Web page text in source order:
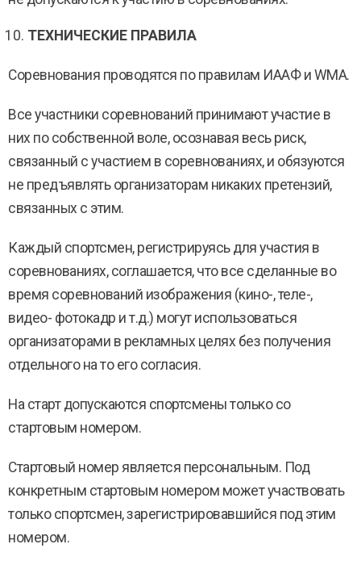
ТЕХНИЧЕСКИЕ ПРАВИЛА
Соревнования проводятся по правилам ИААФ и WMA.
Все участники соревнований принимают участие в
них по собственной воле, осознавая весь риск,
связанный с участием в соревнованиях, и обязуются
не предъявлять организаторам никаких претензий,
связанных с этим.
Каждый спортсмен, регистрируясь для участия в
соревнованиях, соглашается, что все сделанные во
время соревнований изображения (кино-, теле-,
видео- фотокадр и т.д.) могут использоваться
организаторами в рекламных целях без получения
отдельного на то его согласия.
На старт допускаются спортсмены только со
стартовым номером.
Стартовый номер является персональным. Под
конкретным стартовым номером может участвовать
только спортсмен, зарегистрировавшийся под этим
номером.